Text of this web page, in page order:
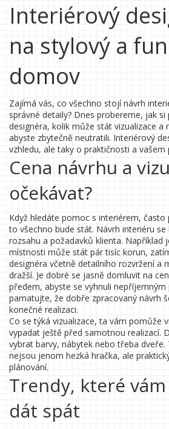
Interiérový
na stylový a
domov
Zajímá vás, co všechno stojí návrh
správné detaily? Dnes probereme, jak
designéra, kolik může stát vizualizace a
abyste zbytečně neutratili. Interiérový
vzhledu, ale taky o praktičnosti a vašem
Cena návrhu a
očekávat?
Když hledáte pomoc s interiérem, často
to všechno bude stát. Návrh interiéru
rozsahu a požadavků klienta. Například
místnosti může stát pár tisíc korun,
designéra včetně detailního rozvržení a
dražší. Je dobré se jasně domluvit na
předem, abyste se vyhnuli nepříjemným
pamatujte, že dobře zpracovaný návrh
konečné realizaci.
Co se týká vizualizace, ta vám pomůže
vypadat ještě před samotnou realizací.
vybrat barvy, nábytek nebo třeba dveře.
nejsou jenom hezká hračka, ale
plánování.
Trendy, které
dát spát